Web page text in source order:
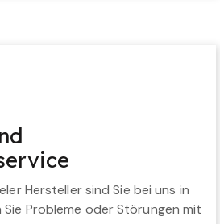
Hersteller sind Sie bei uns in
Probleme oder Störungen mit